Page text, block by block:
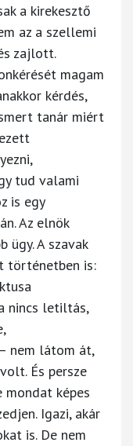
a kirekesztő
az a szellemi
zajlott.
magam
kérdés,
tanár miért
tud valami
is egy
Az elnök
ügy. A szavak
történetben is:
nincs letiltás,
nem látom át,
És persze
mondat képes
Igazi, akár
is. De nem